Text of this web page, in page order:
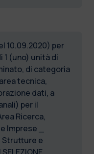
10.09.2020) per
1 (uno) unità di
di categoria
tecnica,
dati, a
per il
Ricerca,
Imprese _
Strutture e